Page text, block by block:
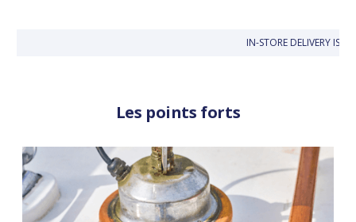
IN-STORE DELIVERY IS
Les points forts